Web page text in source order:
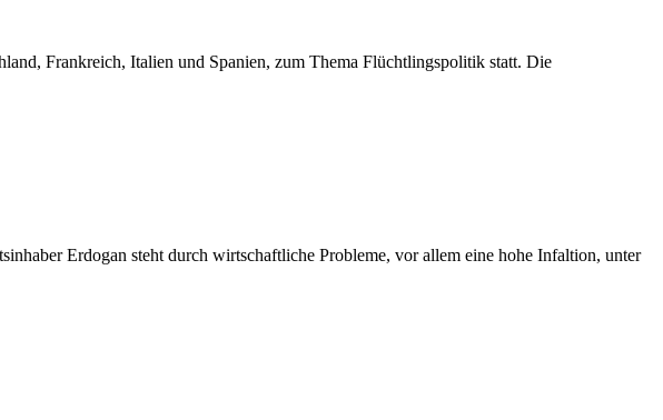
Frankreich, Italien und Spanien, zum Thema Flüchtlingspolitik statt. Die
Erdogan steht durch wirtschaftliche Probleme, vor allem eine hohe Infaltion, unter